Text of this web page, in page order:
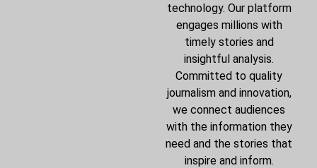
technology. Our platform
engages millions with
timely stories and
insightful analysis.
Committed to quality
journalism and innovation,
we connect audiences
with the information they
need and the stories that
inspire and inform.